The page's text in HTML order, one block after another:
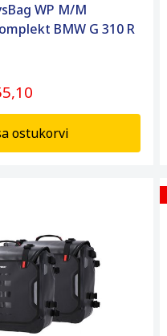
WP M/M
BMW G 310 R
ostukorvi